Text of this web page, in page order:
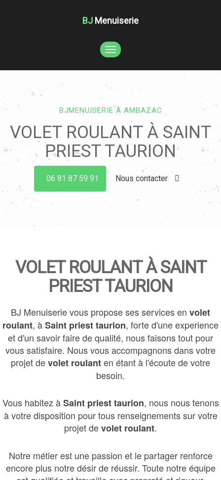
BJ Menuiserie
TOGGLE
NAVIGATION
BJMENUISERIE À AMBAZAC
VOLET ROULANT À SAINT
PRIEST TAURION
06 81 87 59 91 Nous contacter
VOLET ROULANT À SAINT
PRIEST TAURION
BJ Menuiserie vous propose ses services en volet
roulant, àSaint priest taurion, forte d'une experience
et d'un savoir faire de qualité, nous faisons tout pour
vous satisfaire. Nous vous accompagnons dans votre
projet devolet roulanten étant à l'écoute de votre
besoin.
Vous habitez àSaint priest taurion, nous nous tenons
à votre disposition pour tous renseignements sur votre
projet devolet roulant.
Notre métier est une passion et le partager renforce
encore plus notre désir de réussir. Toute notre équipe